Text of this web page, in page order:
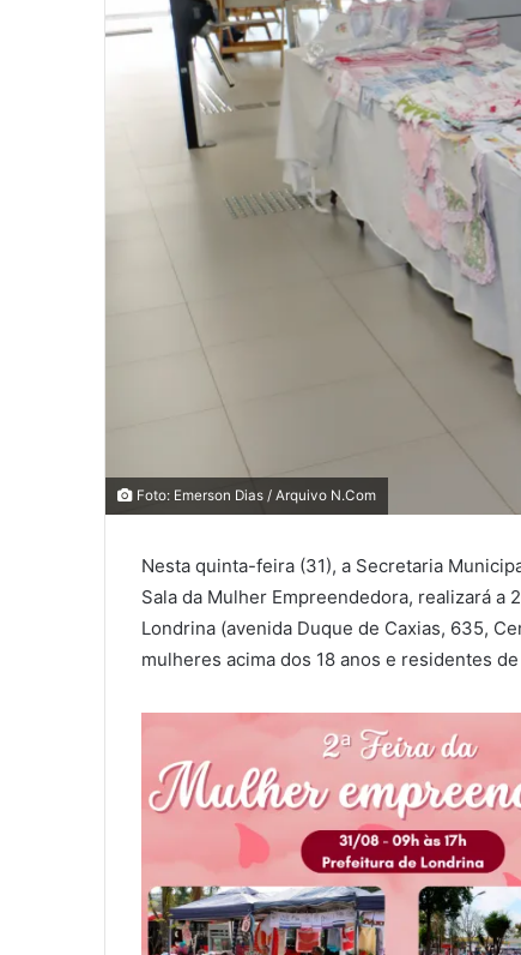
Foto: Emerson Dias / Arquivo N.Com
Nesta quinta-feira (31), a Secretaria
Sala da Mulher Empreendedora, realizará
Londrina (avenida Duque de Caxias, 635,
mulheres acima dos 18 anos e residentes